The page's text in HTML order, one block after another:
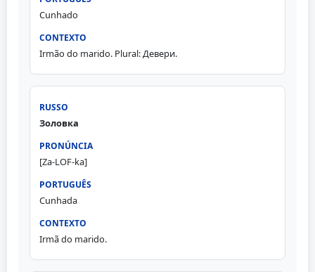
Cunhado
Irmão do marido. Plural: Девери.
Золовка
[Za-LOF-ka]
Cunhada
Irmã do marido.